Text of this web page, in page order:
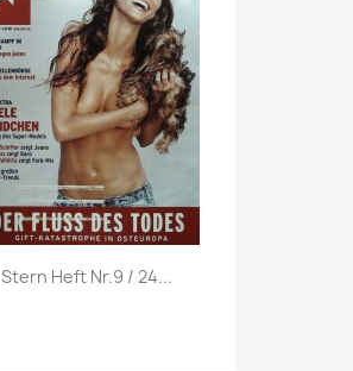
Vorschau
Stern Heft Nr.9 / 24...